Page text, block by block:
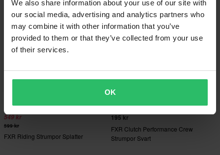
We also share information about your use of our site with
our social media, advertising and analytics partners who
may combine it with other information that you’ve
provided to them or that they’ve collected from your use
of their services.
OK
549 kr
599 kr
FXR Riding Strumpor Splatter
195 kr
FXR Clutch Performance Crew
Strumpor Svart